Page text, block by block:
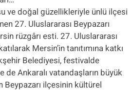
ve doğal güzellikleriyle ünlü ilçesi
27. Uluslararası Beypazarı
rüzgârı esti. 27. Uluslararası
Mersin’in tanıtımına katkı
Belediyesi, festivalde
Ankaralı vatandaşların büyük
Beypazarı ilçesinin kültürel